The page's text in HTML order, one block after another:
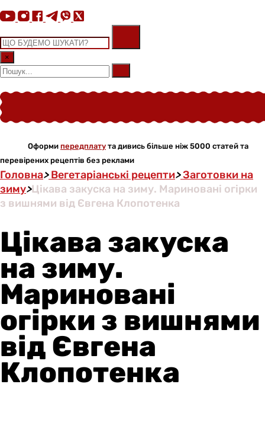
×
Оформи передплату та дивись більше ніж 5000 статей та
перевірених рецептів без реклами
Головна>Вегетаріанські рецепти>Заготовки на
зиму>Цікава закуска на зиму. Мариновані огірки
з вишнями від Євгена Клопотенка
Цікава закуска
на зиму.
Мариновані
огірки з вишнями
від Євгена
Клопотенка